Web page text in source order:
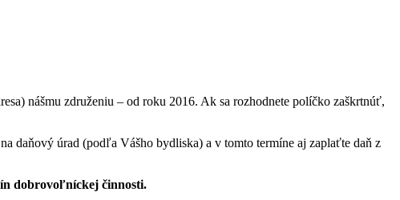
nášmu združeniu – od roku 2016. Ak sa rozhodnete políčko zaškrtnúť,
na daňový úrad (podľa Vášho bydliska) a v tomto termíne aj zaplaťte daň z
dobrovoľníckej činnosti.